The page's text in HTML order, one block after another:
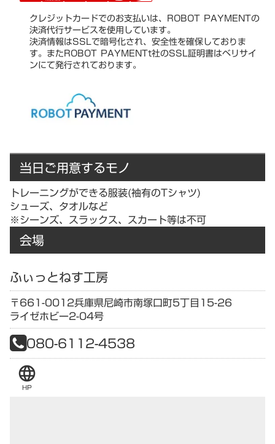
クレジットカードでのお支払いは、ROBOT PAYMENTの
決済代行サービスを使用しています。
決済情報はSSLで暗号化され、安全性を確保しておりま
す。またROBOT PAYMENTt社のSSL証明書はベリサイ
ンにて発行されております。
当日ご用意するモノ
トレーニングができる服装(袖有のTシャツ)
シューズ、タオルなど
※シーンズ、スラックス、スカート等は不可
会場
ふぃっとねす工房
〒661-0012兵庫県尼崎市南塚口町5丁目15-26
ライゼホビー2-04号
080-6112-4538
language
HP